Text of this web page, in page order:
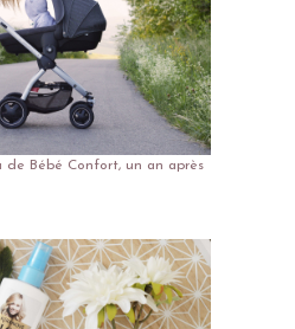
de Bébé Confort, un an après